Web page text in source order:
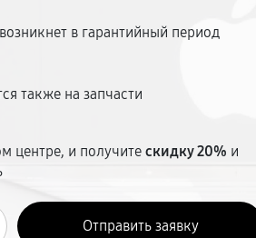
в гарантийный период
также на запчасти
центре, и получитескидку 20% и